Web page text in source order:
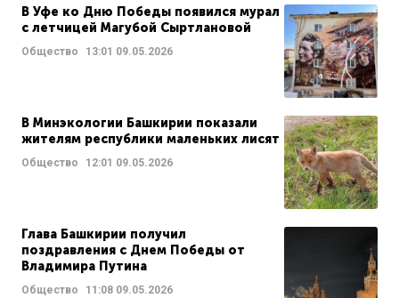
В Уфе ко Дню Победы появился мурал
с летчицей Магубой Сыртлановой
Общество 13:01 09.05.2026
В Минэкологии Башкирии показали
жителям республики маленьких лисят
Общество 12:01 09.05.2026
Глава Башкирии получил
поздравления с Днем Победы от
Владимира Путина
Общество 11:08 09.05.2026